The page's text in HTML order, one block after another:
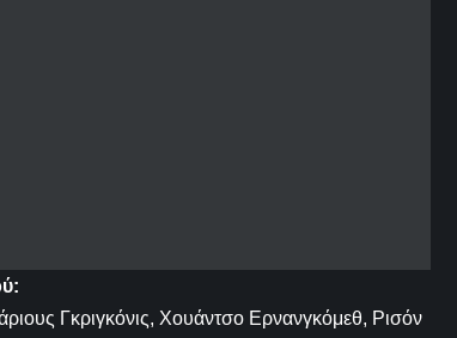
Γκριγκόνις, Χουάντσο Ερνανγκόμεθ, Ρισόν